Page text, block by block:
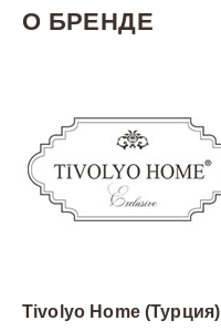
О БРЕНДЕ
Tivolyo Home (Турция)